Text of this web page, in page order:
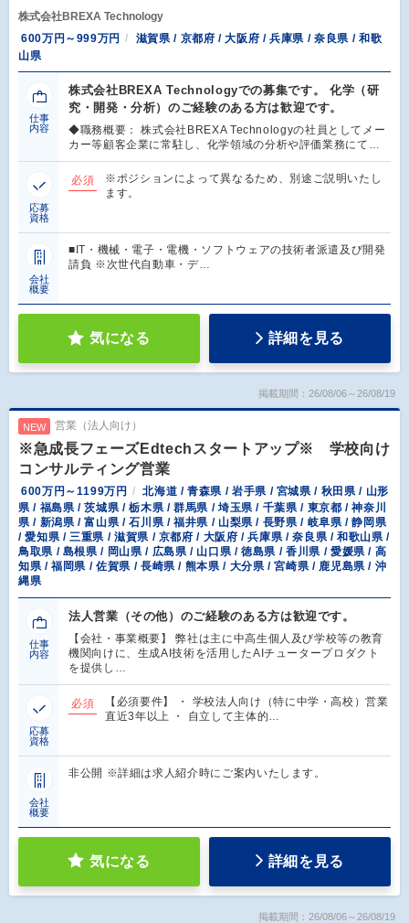
株式会社BREXA Technology
600万円～999万円
滋賀県 / 京都府 / 大阪府 / 兵庫県 / 奈良県 / 和歌
山県
仕事
内容
株式会社BREXA Technologyでの募集です。 化学（研
究・開発・分析）のご経験のある方は歓迎です。
◆職務概要： 株式会社BREXA Technologyの社員としてメー
カー等顧客企業に常駐し、化学領域の分析や評価業務にて…
応募
資格
必須
※ポジションによって異なるため、別途ご説明いたし
ます。
会社
概要
■IT・機械・電子・電機・ソフトウェアの技術者派遣及び開発
請負 ※次世代自動車・デ…
気になる 詳細を見る
掲載期間：26/08/06～26/08/19
NEW 営業（法人向け）
※急成長フェーズEdtechスタートアップ※ 学校向け
コンサルティング営業
600万円～1199万円
北海道 / 青森県 / 岩手県 / 宮城県 / 秋田県 / 山形
県 / 福島県 / 茨城県 / 栃木県 / 群馬県 / 埼玉県 / 千葉県 / 東京都 / 神奈川
県 / 新潟県 / 富山県 / 石川県 / 福井県 / 山梨県 / 長野県 / 岐阜県 / 静岡県
/ 愛知県 / 三重県 / 滋賀県 / 京都府 / 大阪府 / 兵庫県 / 奈良県 / 和歌山県 /
鳥取県 / 島根県 / 岡山県 / 広島県 / 山口県 / 徳島県 / 香川県 / 愛媛県 / 高
知県 / 福岡県 / 佐賀県 / 長崎県 / 熊本県 / 大分県 / 宮崎県 / 鹿児島県 / 沖
縄県
仕事
内容
法人営業（その他）のご経験のある方は歓迎です。
【会社・事業概要】 弊社は主に中高生個人及び学校等の教育
機関向けに、生成AI技術を活用したAIチュータープロダクト
を提供し…
応募
資格
必須
【必須要件】 ・ 学校法人向け（特に中学・高校）営業
直近3年以上 ・ 自立して主体的…
会社
概要
非公開 ※詳細は求人紹介時にご案内いたします。
気になる 詳細を見る
掲載期間：26/08/06～26/08/19